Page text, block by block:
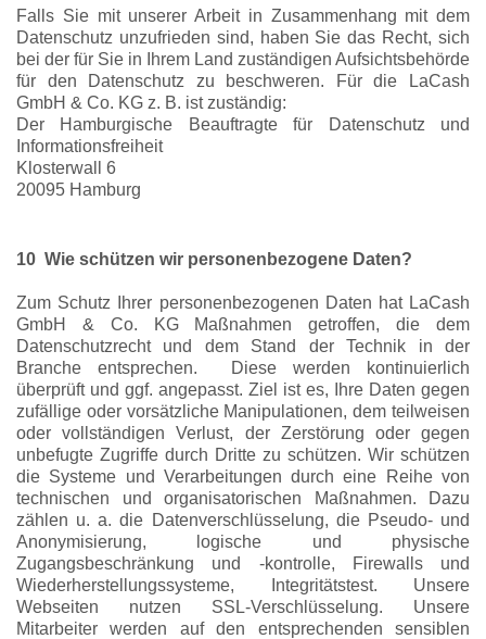
Falls Sie mit unserer Arbeit in Zusammenhang mit dem
Datenschutz unzufrieden sind, haben Sie das Recht, sich
bei der für Sie in Ihrem Land zuständigen Aufsichtsbehörde
für den Datenschutz zu beschweren. Für die LaCash
GmbH & Co. KG z. B. ist zuständig:
Der Hamburgische Beauftragte für Datenschutz und
Informationsfreiheit
Klosterwall 6
20095 Hamburg
10 Wie schützen wir personenbezogene Daten?
Zum Schutz Ihrer personenbezogenen Daten hat LaCash
GmbH & Co. KG Maßnahmen getroffen, die dem
Datenschutzrecht und dem Stand der Technik in der
Branche entsprechen. Diese werden kontinuierlich
überprüft und ggf. angepasst. Ziel ist es, Ihre Daten gegen
zufällige oder vorsätzliche Manipulationen, dem teilweisen
oder vollständigen Verlust, der Zerstörung oder gegen
unbefugte Zugriffe durch Dritte zu schützen. Wir schützen
die Systeme und Verarbeitungen durch eine Reihe von
technischen und organisatorischen Maßnahmen. Dazu
zählen u. a. die Datenverschlüsselung, die Pseudo- und
Anonymisierung, logische und physische
Zugangsbeschränkung und -kontrolle, Firewalls und
Wiederherstellungssysteme, Integritätstest. Unsere
Webseiten nutzen SSL-Verschlüsselung. Unsere
Mitarbeiter werden auf den entsprechenden sensiblen